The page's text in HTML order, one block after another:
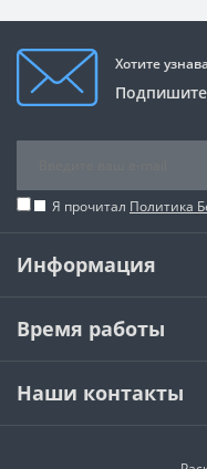
Хотите
Я прочитал Политика
Информация
Время работы
Наши контакты